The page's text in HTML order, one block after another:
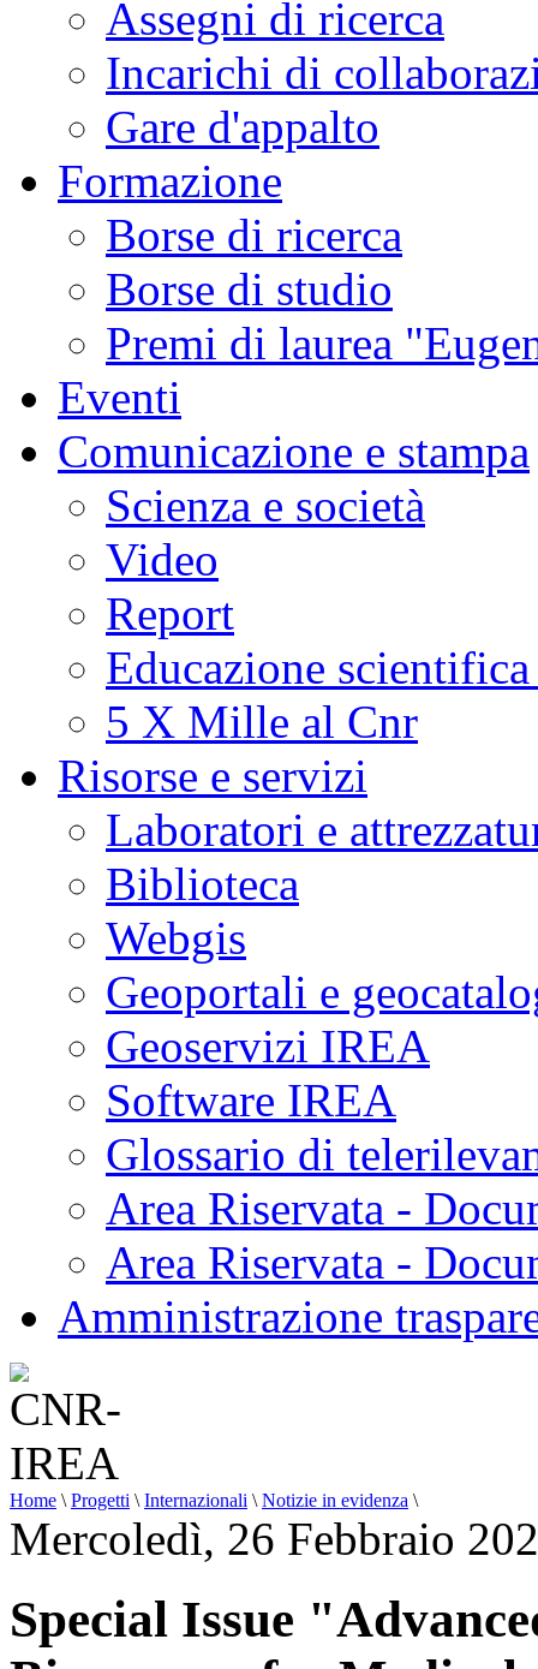
Assegni di ricerca
Incarichi di
Gare d'appalto
Formazione
Borse di ricerca
Borse di studio
Premi di laurea
Eventi
Comunicazione e stampa
Scienza e società
Video
Report
Educazione
5 X Mille al Cnr
Risorse e servizi
Laboratori e
Biblioteca
Webgis
Geoportali e
Geoservizi IREA
Software IREA
Glossario di
Area Riservata -
Area Riservata -
Amministrazione
Home \ Progetti \ Internazionali \ Notizie in evidenza \
Mercoledì, 26 Febbraio
Special Issue